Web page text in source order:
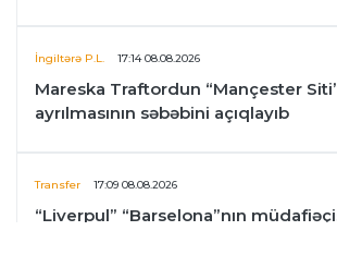
İngiltərə P.L. 17:14 08.08.2026
Mareska Traftordun “Mançester
ayrılmasının səbəbini açıqlayıb
Transfer 17:09 08.08.2026
“Liverpul” “Barselona”nın